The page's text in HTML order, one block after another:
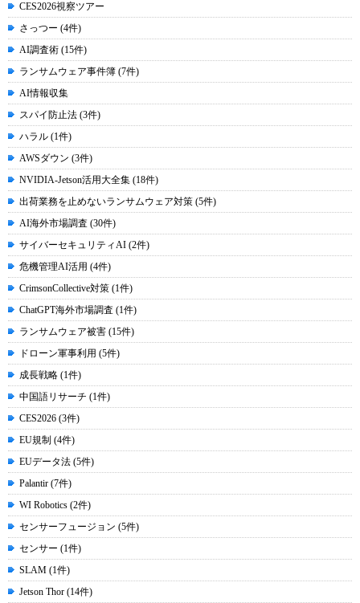
CES2026視察ツアー
さっつー (4件)
AI調査術 (15件)
ランサムウェア事件簿 (7件)
AI情報収集
スパイ防止法 (3件)
ハラル (1件)
AWSダウン (3件)
NVIDIA-Jetson活用大全集 (18件)
出荷業務を止めないランサムウェア対策 (5件)
AI海外市場調査 (30件)
サイバーセキュリティAI (2件)
危機管理AI活用 (4件)
CrimsonCollective対策 (1件)
ChatGPT海外市場調査 (1件)
ランサムウェア被害 (15件)
ドローン軍事利用 (5件)
成長戦略 (1件)
中国語リサーチ (1件)
CES2026 (3件)
EU規制 (4件)
EUデータ法 (5件)
Palantir (7件)
WI Robotics (2件)
センサーフュージョン (5件)
センサー (1件)
SLAM (1件)
Jetson Thor (14件)